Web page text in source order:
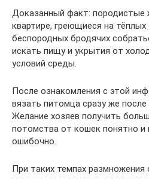
Доказанный факт: породистые
квартире, греющиеся на
беспородных бродячих
искать пищу и укрытия от
условий среды.
После ознакомления с этой
вязать питомца сразу же
Желание хозяев получить
потомства от кошек понятно и
ошибочно.
При таких темпах размножения